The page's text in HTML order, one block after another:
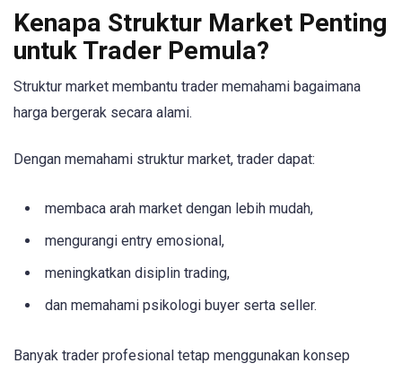
Kenapa Struktur Market Penting
untuk Trader Pemula?
Struktur market membantu trader memahami bagaimana
harga bergerak secara alami.
Dengan memahami struktur market, trader dapat:
membaca arah market dengan lebih mudah,
mengurangi entry emosional,
meningkatkan disiplin trading,
dan memahami psikologi buyer serta seller.
Banyak trader profesional tetap menggunakan konsep